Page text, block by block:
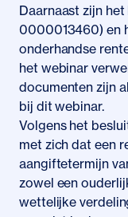
Daarnaast zijn
0000013460) en
onderhandse
het webinar
documenten zijn
bij dit webinar.
Volgens het
met zich dat een
aangiftetermijn
zowel een
wettelijke